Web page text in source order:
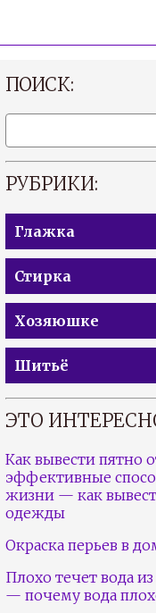
ПОИСК:
РУБРИКИ:
Глажка
Стирка
Хозяюшке
Шитьё
ЭТО
Как вывести пятно
эффективные
жизни — как
одежды
Окраска перьев в
Плохо течет вода
— почему вода